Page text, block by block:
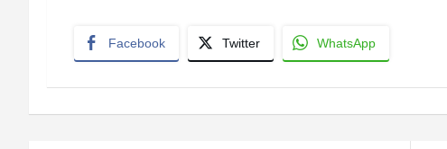
Facebook Twitter WhatsApp